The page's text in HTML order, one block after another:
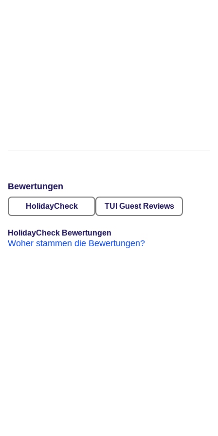
Bewertungen
HolidayCheck TUI Guest Reviews
HolidayCheck Bewertungen
Woher stammen die Bewertungen?